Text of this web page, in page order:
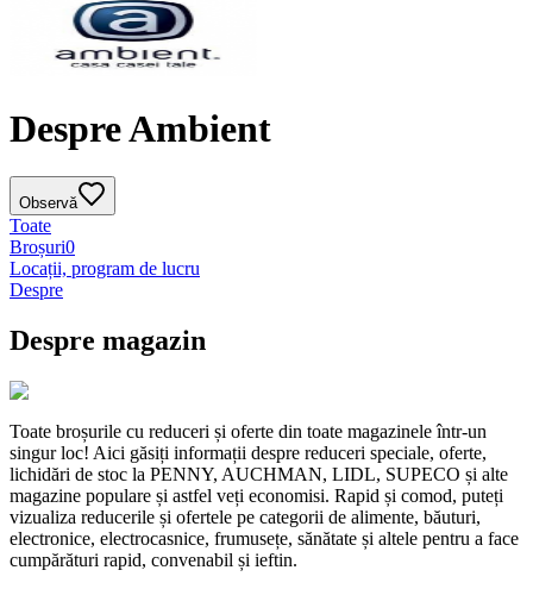
Despre Ambient
Observă
Toate
Broșuri0
Locații, program de lucru
Despre
Despre magazin
Toate broșurile cu reduceri și oferte din toate magazinele într-un
singur loc! Aici găsiți informații despre reduceri speciale, oferte,
lichidări de stoc la PENNY, AUCHMAN, LIDL, SUPECO și alte
magazine populare și astfel veți economisi. Rapid și comod, puteți
vizualiza reducerile și ofertele pe categorii de alimente, băuturi,
electronice, electrocasnice, frumusețe, sănătate și altele pentru a face
cumpărături rapid, convenabil și ieftin.